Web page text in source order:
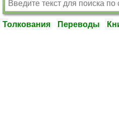
Толкования Переводы